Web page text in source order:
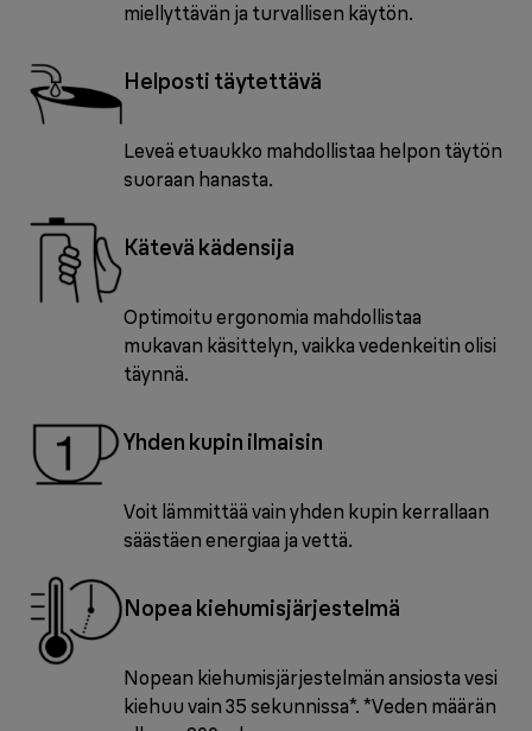
miellyttävän ja turvallisen käytön.
Helposti täytettävä
Leveä etuaukko mahdollistaa helpon täytön
suoraan hanasta.
Kätevä kädensija
Optimoitu ergonomia mahdollistaa
mukavan käsittelyn, vaikka vedenkeitin olisi
täynnä.
Yhden kupin ilmaisin
Voit lämmittää vain yhden kupin kerrallaan
säästäen energiaa ja vettä.
Nopea kiehumisjärjestelmä
Nopean kiehumisjärjestelmän ansiosta vesi
kiehuu vain 35 sekunnissa*. *Veden määrän